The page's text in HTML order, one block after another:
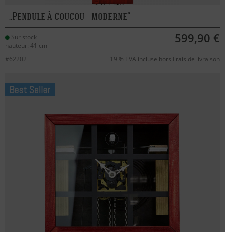
Pendule à coucou - moderne
Sur stock
hauteur: 41 cm
599,90 €
#62202 19 % TVA incluse hors Frais de livraison